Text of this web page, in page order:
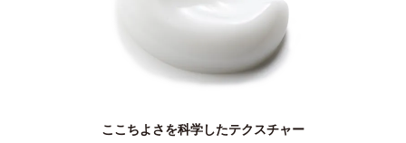
ここちよさを科学したテクスチャー